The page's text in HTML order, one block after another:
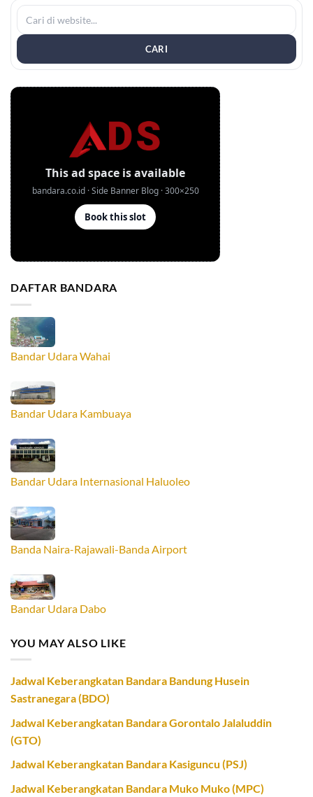
CARI
DAFTAR BANDARA
Bandar Udara Wahai
Bandar Udara Kambuaya
Bandar Udara Internasional Haluoleo
Banda Naira-Rajawali-Banda Airport
Bandar Udara Dabo
YOU MAY ALSO LIKE
Jadwal Keberangkatan Bandara Bandung Husein
Sastranegara (BDO)
Jadwal Keberangkatan Bandara Gorontalo Jalaluddin
(GTO)
Jadwal Keberangkatan Bandara Kasiguncu (PSJ)
Jadwal Keberangkatan Bandara Muko Muko (MPC)